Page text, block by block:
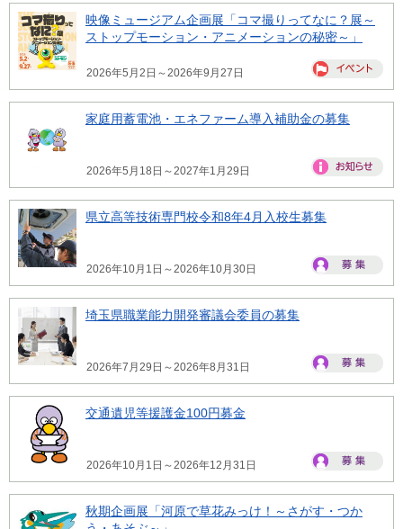
映像ミュージアム企画展「コマ撮りってなに？展～
ストップモーション・アニメーションの秘密～」
2026年5月2日～2026年9月27日
家庭用蓄電池・エネファーム導入補助金の募集
2026年5月18日～2027年1月29日
県立高等技術専門校令和8年4月入校生募集
2026年10月1日～2026年10月30日
埼玉県職業能力開発審議会委員の募集
2026年7月29日～2026年8月31日
交通遺児等援護金100円募金
2026年10月1日～2026年12月31日
秋期企画展「河原で草花みっけ！～さがす・つか